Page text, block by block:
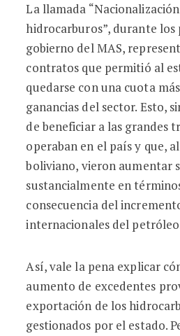
La llamada
hidrocarburos”, durante los
gobierno del MAS,
contratos que permitió al
quedarse con una cuota
ganancias del sector. Esto,
de beneficiar a las grandes
operaban en el país y que,
boliviano, vieron aumentar
sustancialmente en
consecuencia del
internacionales del
Así, vale la pena explicar
aumento de excedentes
exportación de los
gestionados por el estado.